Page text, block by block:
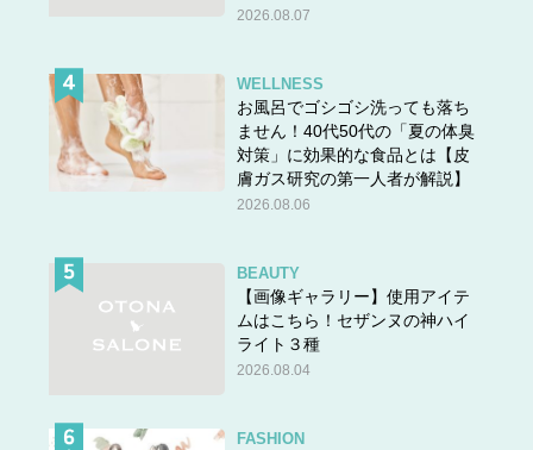
2026.08.07
WELLNESS
お風呂でゴシゴシ洗っても落ち
ません！40代50代の「夏の体臭
対策」に効果的な食品とは【皮
膚ガス研究の第一人者が解説】
2026.08.06
BEAUTY
【画像ギャラリー】使用アイテ
ムはこちら！セザンヌの神ハイ
ライト３種
2026.08.04
FASHION